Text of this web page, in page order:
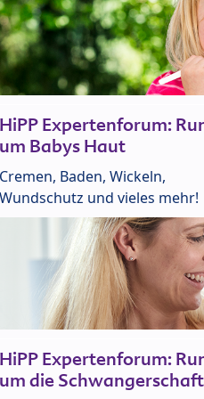
HiPP Expertenforum:
um Babys Haut
Cremen, Baden, Wickeln,
Wundschutz und vieles mehr!
HiPP Expertenforum:
um die Schwangerschaft